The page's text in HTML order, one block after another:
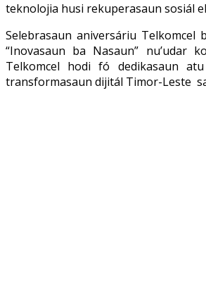
teknolojia husi rekuperasaun sosiál
Selebrasaun aniversáriu Telkomcel
“Inovasaun ba Nasaun” nu’udar
Telkomcel hodi fó dedikasaun
transformasaun dijitál Timor-Leste